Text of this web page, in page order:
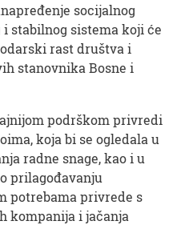
socijalnog
stabilnog sistema koji će
rast društva i
stanovnika Bosne i
podrškom privredi
koja bi se ogledala u
radne snage, kao i u
prilagođavanju
potrebama privrede s
kompanija i jačanja